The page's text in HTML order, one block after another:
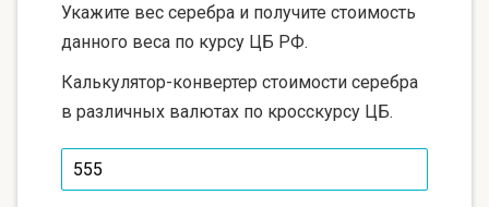
Укажите вес серебра и получите стоимость
данного веса по курсу ЦБ РФ.
Калькулятор-конвертер стоимости серебра
в различных валютах по кросскурсу ЦБ.